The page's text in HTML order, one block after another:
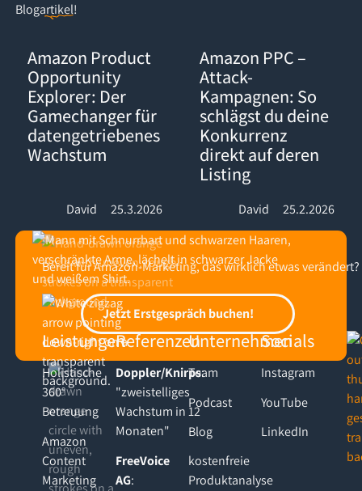
Blogartikel!
Amazon Product
Opportunity
Explorer: Der
Gamechanger für
datengetriebenes
Wachstum
David 25.3.2026
Amazon PPC –
Attack-
Kampagnen: So
schlägst du deine
Konkurrenz
direkt auf deren
Listing
David 25.2.2026
Bereit für Amazon-Marketing, das wirklich etwas verändert?
Jetzt Erstgespräch buchen!
Jetzt Erstgespräch buchen!
Leistungen
Holistische
360°
Betreuung
Amazon
Content
Marketing
Referenzen
Doppler/Knirps:
"zweistelliges
Wachstum in 12
Monaten"
FreeVoice
AG:
Unternehmen
Team
Podcast
Blog
kostenfreie
Produktanalyse
Socials
Instagram
YouTube
LinkedIn